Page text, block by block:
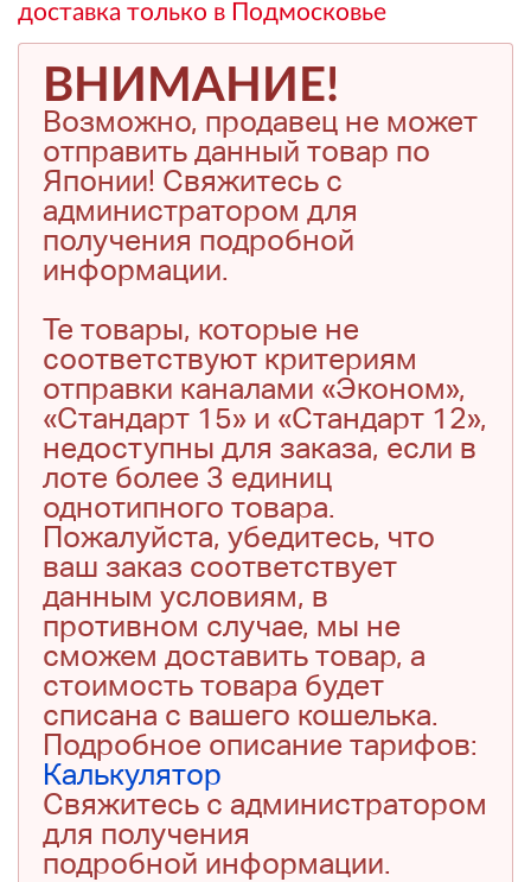
доставка только в Подмосковье
ВНИМАНИЕ!
Возможно, продавец не может
отправить данный товар по
Японии! Свяжитесь с
администратором для
получения подробной
информации.
Те товары, которые не
соответствуют критериям
отправки каналами «Эконом»,
«Стандарт 15» и «Стандарт 12»,
недоступны для заказа, если в
лоте более 3 единиц
однотипного товара.
Пожалуйста, убедитесь, что
ваш заказ соответствует
данным условиям, в
противном случае, мы не
сможем доставить товар, а
стоимость товара будет
списана с вашего кошелька.
Подробное описание тарифов:
Калькулятор
Свяжитесь с администратором
для получения
подробной информации.